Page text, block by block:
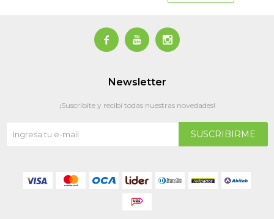
  
Newsletter
¡Suscribite y recibí todas nuestras novedades!
SUSCRIBIRME